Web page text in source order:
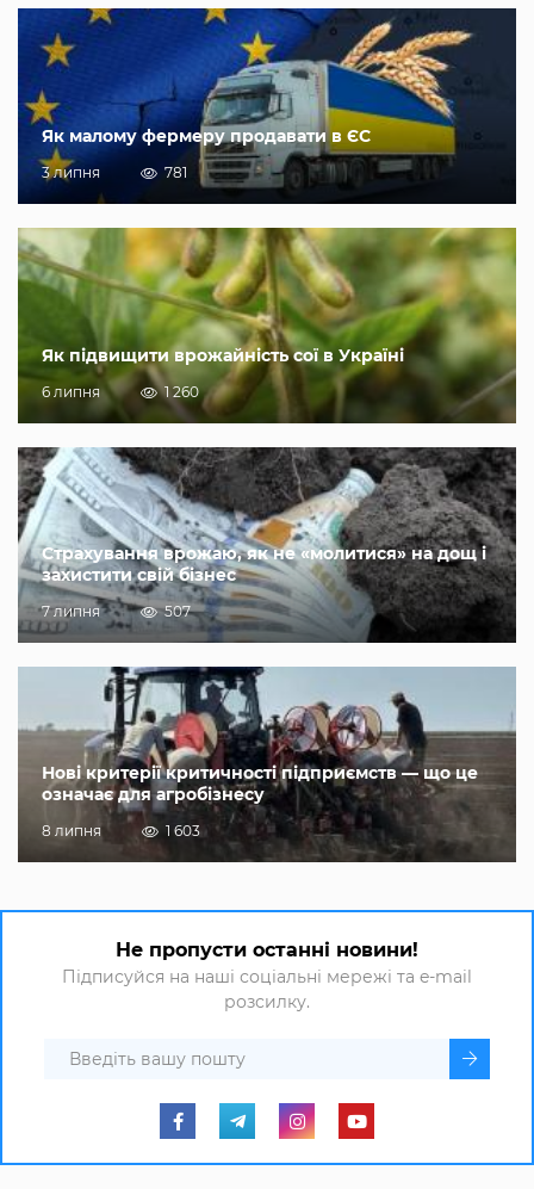
Як малому фермеру продавати в ЄС
3 липня 781
Як підвищити врожайність сої в Україні
6 липня 1 260
Страхування врожаю, як не «молитися» на дощ і
захистити свій бізнес
7 липня 507
Нові критерії критичності підприємств — що це
означає для агробізнесу
8 липня 1 603
Не пропусти останні новини!
Підписуйся на наші соціальні мережі та e-mail
розсилку.